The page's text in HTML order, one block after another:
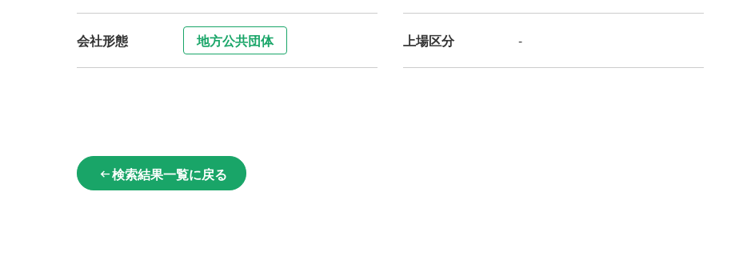
会社形態 地方公共団体 上場区分 -
arrow_left_alt検索結果一覧に戻る